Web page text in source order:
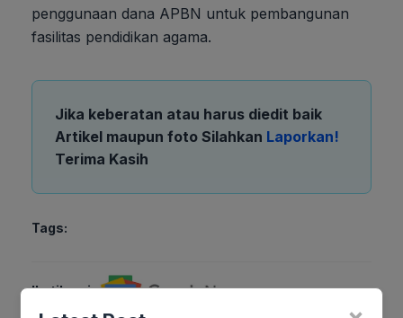
penggunaan dana APBN untuk pembangunan
fasilitas pendidikan agama.
Jika keberatan atau harus diedit baik
Artikel maupun foto Silahkan Laporkan!
Terima Kasih
Tags:
Ikutikami :